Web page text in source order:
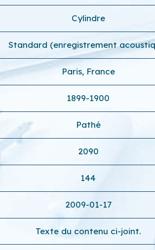
Cylindre
Standard (enregistrement
Paris, France
1899-1900
Pathé
2090
144
2009-01-17
Texte du contenu ci-joint.